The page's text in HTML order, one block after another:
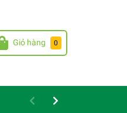
Giỏ hàng 0